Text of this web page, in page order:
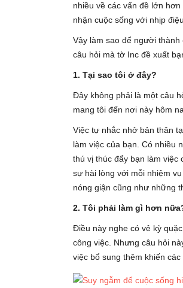
nhiều về các vấn đề lớn
nhận cuộc sống với nhịp
Vậy làm sao để người
câu hỏi mà tờ Inc đề xuất
1. Tại sao tôi ở đây?
Đây không phải là một câu
mang tôi đến nơi này hôm
Việc tự nhắc nhở bản thân
làm việc của bạn. Có nhiều
thú vị thúc đẩy bạn làm
sự hài lòng với mỗi nhiệm
nóng giận cũng như những
2. Tôi phải làm gì hơn
Điều này nghe có vẻ kỳ
công việc. Nhưng câu hỏi
việc bổ sung thêm khiến